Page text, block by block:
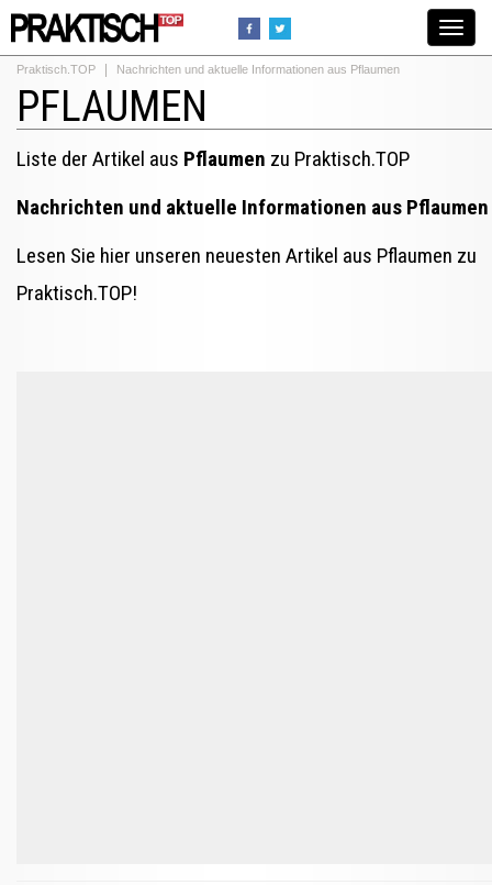
Toggle
Praktisch.TOP Nachrichten und aktuelle Informationen aus Pflaumen
PFLAUMEN
Liste der Artikel aus Pflaumen zu Praktisch.TOP
Nachrichten und aktuelle Informationen aus Pflaumen
Lesen Sie hier unseren neuesten Artikel aus Pflaumen zu
Praktisch.TOP!